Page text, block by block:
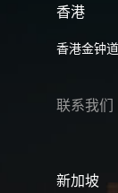
香港
香港金钟
联系我们
新加坡